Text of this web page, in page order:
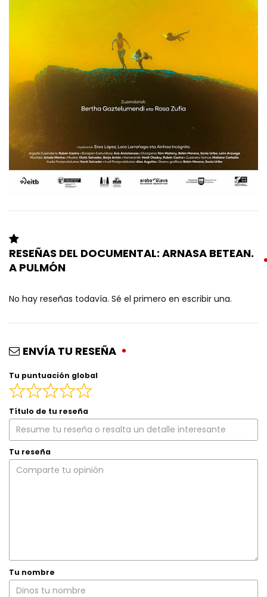
RESEÑAS DEL DOCUMENTAL: ARNASA BETEAN.
A PULMÓN
No hay reseñas todavía. Sé el primero en escribir una.
ENVÍA TU RESEÑA
Tu puntuación global
Título de tu reseña
Tu reseña
Tu nombre